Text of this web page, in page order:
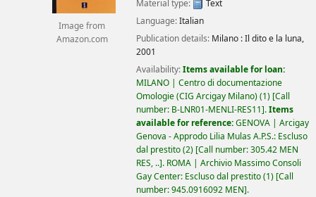
Image from
Amazon.com
Material type:
Text
Language:Italian
Publication details: Milano :Il dito e la luna,
2001
Availability:Items available for loan:
MILANO | Centro di documentazione
Omologie (CIG Arcigay Milano)(1) Call
number: B-LNR01-MENLI-RES11 .Items
available for reference:GENOVA | Arcigay
Genova - Approdo Lilia Mulas A.P.S.: Escluso
dal prestito(2) Call number:305.42 MEN
RES, .. . ROMA | Archivio Massimo Consoli
Gay Center: Escluso dal prestito(1) Call
number:945.0916092 MEN .